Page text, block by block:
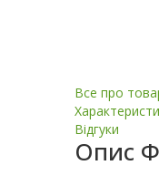
Все про
Відгуки
Опис